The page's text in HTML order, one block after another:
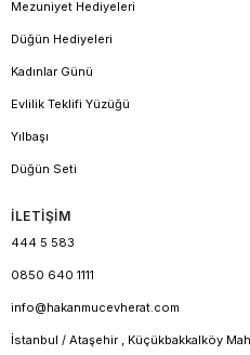
Mezuniyet Hediyeleri
Düğün Hediyeleri
Kadınlar Günü
Evlilik Teklifi Yüzüğü
Yılbaşı
Düğün Seti
İLETİŞİM
444 5 583
0850 640 1111
info@hakanmucevherat.com
İstanbul / Ataşehir , Küçükbakkalköy